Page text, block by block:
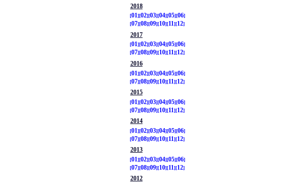
2018
01 02 03 04 05 06
07 08 09 10 11 12
2017
01 02 03 04 05 06
07 08 09 10 11 12
2016
01
02 03 04 05 06
07 08 09 10 11
12
2015
01
02 03 04 05 06
07 08 09 10 11
12
2014
01
02 03 04 05 06
07 08 09 10 11
12
2013
01
02 03 04 05 06
07 08 09 10 11
12
2012